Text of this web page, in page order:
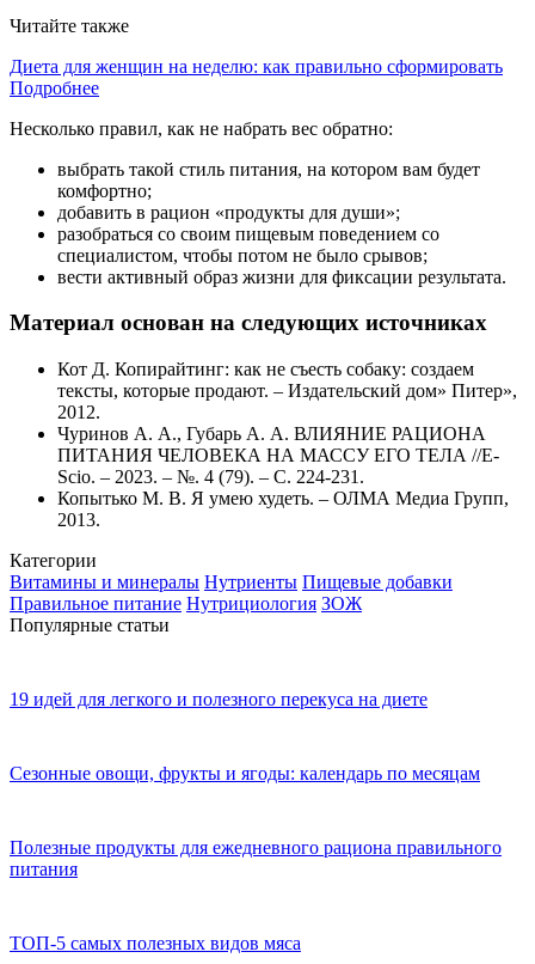
Читайте также
Диета для женщин на неделю: как правильно сформировать
Подробнее
Несколько правил, как не набрать вес обратно:
выбрать такой стиль питания, на котором вам будет
комфортно;
добавить в рацион «продукты для души»;
разобраться со своим пищевым поведением со
специалистом, чтобы потом не было срывов;
вести активный образ жизни для фиксации результата.
Материал основан на следующих источниках
Кот Д. Копирайтинг: как не съесть собаку: создаем
тексты, которые продают. – Издательский дом» Питер»,
2012.
Чуринов А. А., Губарь А. А. ВЛИЯНИЕ РАЦИОНА
ПИТАНИЯ ЧЕЛОВЕКА НА МАССУ ЕГО ТЕЛА //E-
Scio. – 2023. – №. 4 (79). – С. 224-231.
Копытько М. В. Я умею худеть. – ОЛМА Медиа Групп,
2013.
Категории
Витамины и минералы Нутриенты Пищевые добавки
Правильное питание Нутрициология ЗОЖ
Популярные статьи
19 идей для легкого и полезного перекуса на диете
Сезонные овощи, фрукты и ягоды: календарь по месяцам
Полезные продукты для ежедневного рациона правильного
питания
ТОП-5 самых полезных видов мяса